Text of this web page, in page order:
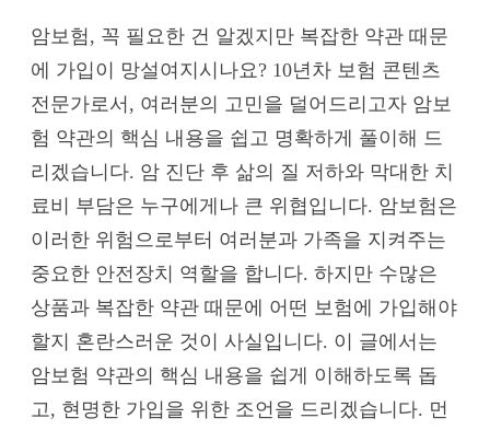
암보험, 꼭 필요한 건 알겠지만 복잡한 약관 때문
에 가입이 망설여지시나요? 10년차 보험 콘텐츠
전문가로서, 여러분의 고민을 덜어드리고자 암보
험 약관의 핵심 내용을 쉽고 명확하게 풀이해 드
리겠습니다. 암 진단 후 삶의 질 저하와 막대한 치
료비 부담은 누구에게나 큰 위협입니다. 암보험은
이러한 위험으로부터 여러분과 가족을 지켜주는
중요한 안전장치 역할을 합니다. 하지만 수많은
상품과 복잡한 약관 때문에 어떤 보험에 가입해야
할지 혼란스러운 것이 사실입니다. 이 글에서는
암보험 약관의 핵심 내용을 쉽게 이해하도록 돕
고, 현명한 가입을 위한 조언을 드리겠습니다. 먼